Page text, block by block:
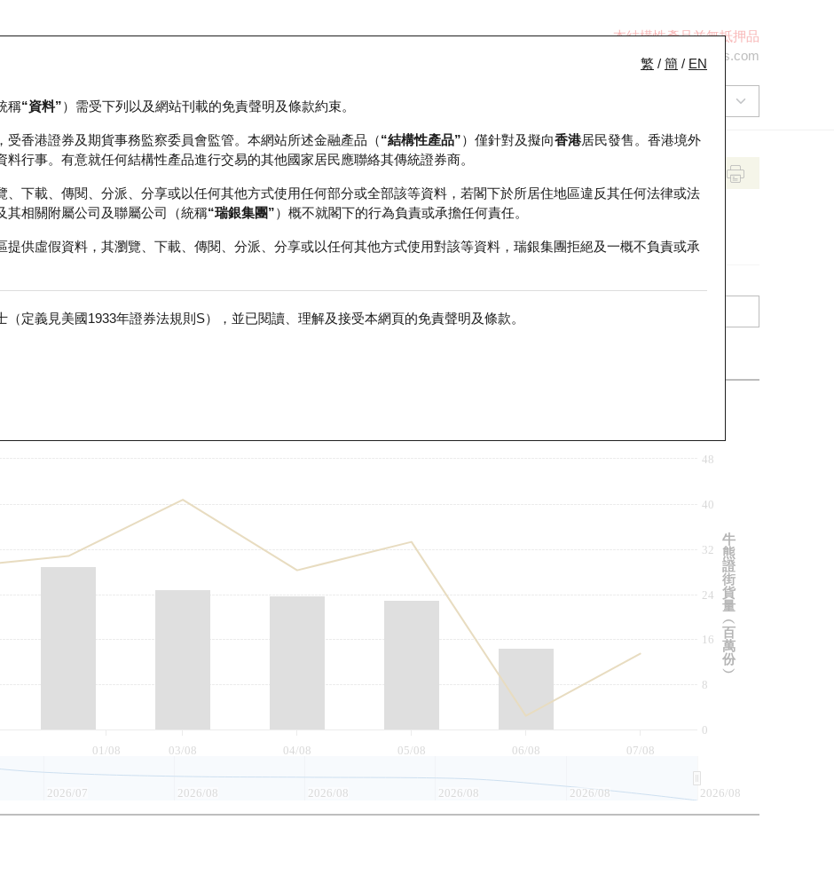
本結構性產品並無抵押品
ol-hkwarrants@ubs.com
統計 正股資料及市場統計 瑞銀輪證教室
繁 / 簡 / EN
稱“資料”）需受下列以及網站刊載的免責聲明及條款約束。
香港證券及期貨事務監察委員會監管。本網站所述金融產品（“結構性產品”）僅針對及擬向香港居民發售。香港境外
行事。有意就任何結構性產品進行交易的其他國家居民應聯絡其傳統證券商。
下載、傳閱、分派、分享或以任何其他方式使用任何部分或全部該等資料，若閣下於所居住地區違反其任何法律或法
其相關附屬公司及聯屬公司（統稱“瑞銀集團”）概不就閣下的行為負責或承擔任何責任。
提供虛假資料，其瀏覽、下載、傳閱、分派、分享或以任何其他方式使用對該等資料，瑞銀集團拒絕及一概不負責或承
定義見美國1933年證券法規則S），並已閱讀、理解及接受本網頁的免責聲明及條款。
指數
01/08 03/08 04/08 05/08 06/08 07/08
0
8
16
24
32
40
48
2026/07 2026/08 2026/08 2026/08 2026/08 2026/08
牛
熊
證
街
貨
量
︵
百
萬
份
︶